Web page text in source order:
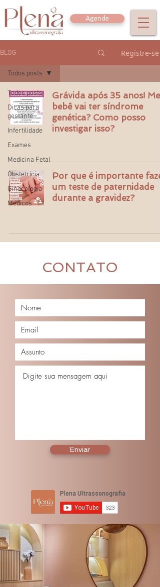
Agende
BLOG Registre-se
Todos posts
Dicas para
gestante
Infertilidade
Exames
Medicina Fetal
Obstetrícia
Ginecologia
Médicos
Todos posts
Grávida após 35 anos! Meu
bebê vai ter síndrome
genética? Como posso
investigar isso?
Por que é importante
um teste de paternidade
durante a gravidez?
CONTATO
Enviar